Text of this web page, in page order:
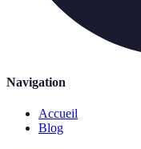
Navigation
Accueil
Blog